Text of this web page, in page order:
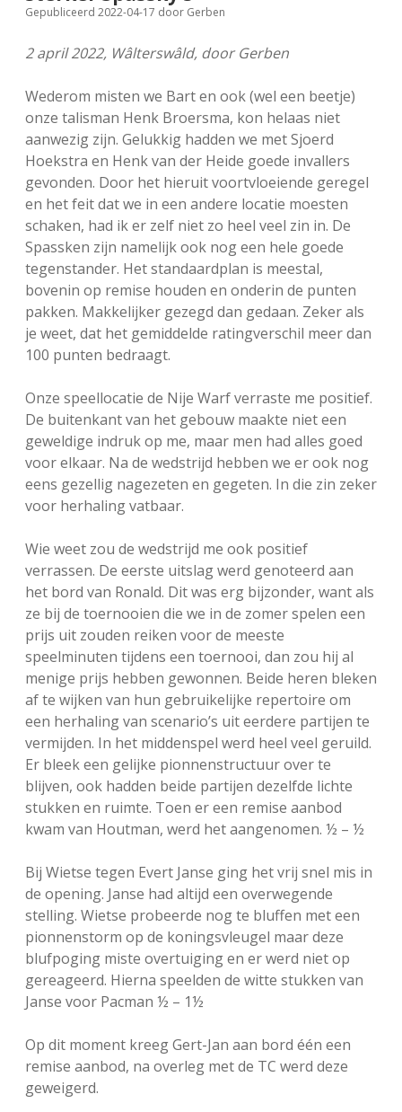
FSB: Schaakwoude II
Koppelingen
facebookinstagram
Gepubliceerd 2022-04-17 door Gerben
2 april 2022, Wâlterswâld, door Gerben
Wederom misten we Bart en ook (wel een beetje)
onze talisman Henk Broersma, kon helaas niet
aanwezig zijn. Gelukkig hadden we met Sjoerd
Hoekstra en Henk van der Heide goede invallers
gevonden. Door het hieruit voortvloeiende geregel
en het feit dat we in een andere locatie moesten
schaken, had ik er zelf niet zo heel veel zin in. De
Spassken zijn namelijk ook nog een hele goede
tegenstander. Het standaardplan is meestal,
bovenin op remise houden en onderin de punten
pakken. Makkelijker gezegd dan gedaan. Zeker als
je weet, dat het gemiddelde ratingverschil meer dan
100 punten bedraagt.
Onze speellocatie de Nije Warf verraste me positief.
De buitenkant van het gebouw maakte niet een
geweldige indruk op me, maar men had alles goed
voor elkaar. Na de wedstrijd hebben we er ook nog
eens gezellig nagezeten en gegeten. In die zin zeker
voor herhaling vatbaar.
Wie weet zou de wedstrijd me ook positief
verrassen. De eerste uitslag werd genoteerd aan
het bord van Ronald. Dit was erg bijzonder, want als
ze bij de toernooien die we in de zomer spelen een
prijs uit zouden reiken voor de meeste
speelminuten tijdens een toernooi, dan zou hij al
menige prijs hebben gewonnen. Beide heren bleken
af te wijken van hun gebruikelijke repertoire om
een herhaling van scenario’s uit eerdere partijen te
vermijden. In het middenspel werd heel veel geruild.
Er bleek een gelijke pionnenstructuur over te
blijven, ook hadden beide partijen dezelfde lichte
stukken en ruimte. Toen er een remise aanbod
kwam van Houtman, werd het aangenomen. ½ – ½
Bij Wietse tegen Evert Janse ging het vrij snel mis in
de opening. Janse had altijd een overwegende
stelling. Wietse probeerde nog te bluffen met een
pionnenstorm op de koningsvleugel maar deze
blufpoging miste overtuiging en er werd niet op
gereageerd. Hierna speelden de witte stukken van
Janse voor Pacman ½ – 1½
Op dit moment kreeg Gert-Jan aan bord één een
remise aanbod, na overleg met de TC werd deze
geweigerd.